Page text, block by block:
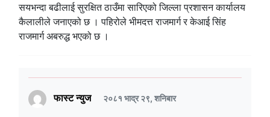
सयभन्दा बढीलाई सुरक्षित ठाउँमा सारिएको जिल्ला प्रशासन कार्यालय
कैलालीले जनाएको छ । पहिरोले भीमदत्त राजमार्ग र केआई सिंह
राजमार्ग अबरुद्ध भएको छ ।
फास्ट न्युज २०८१ भाद्र २९, शनिबार